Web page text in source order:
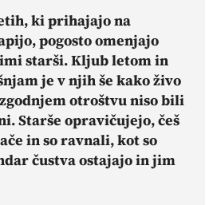
ki prihajajo na
pogosto omenjajo
starši. Kljub letom in
je v njih še kako živo
otroštvu niso bili
Starše opravičujejo, češ
in so ravnali, kot so
čustva ostajajo in jim